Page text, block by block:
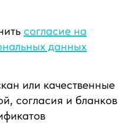
согласие на
данных
или качественные
согласия и бланков